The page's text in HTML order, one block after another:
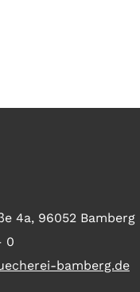
4a, 96052 Bamberg
0
bamberg.de